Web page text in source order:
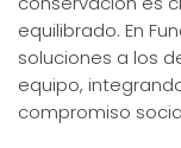
equilibrado. En
soluciones a los
equipo,
compromiso